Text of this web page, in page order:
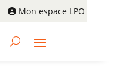
Mon espace LPO